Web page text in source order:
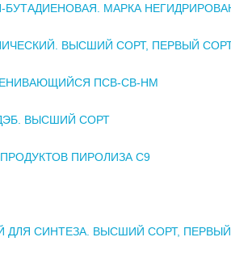
БУТАДИЕНОВАЯ. МАРКА
ВЫСШИЙ СОРТ, ПЕРВЫЙ
ПСВ-СВ-НМ
ВЫСШИЙ СОРТ
ПИРОЛИЗА С9
ДЛЯ СИНТЕЗА. ВЫСШИЙ СОРТ,